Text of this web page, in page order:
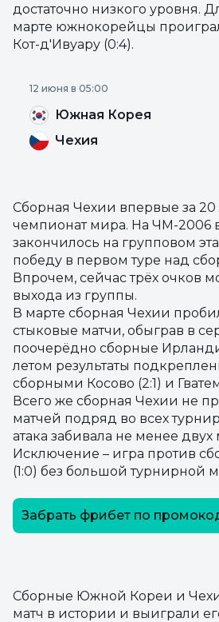
достаточно низкого уровня.
марте южнокорейцы
Кот-д'Ивуару (0:4).
12 июня в 05:00
Южная Корея
Чехия
Сборная Чехии впервые за 20
чемпионат мира. На ЧМ-2006
закончилось на групповом
победу в первом туре над
Впрочем, сейчас трёх очков
выхода из группы.
В марте сборная Чехии
стыковые матчи, обыграв в
поочерёдно сборные
летом результаты
сборными Косово (2:1) и
Всего же сборная Чехии не
матчей подряд во всех
атака забивала не менее двух
Исключение – игра против
(1:0) без большой турнирной
Забрать фрибет по
SEOSECRET
Сборные Южной Кореи и
матч в истории и выиграли